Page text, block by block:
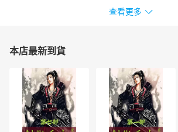
查看更多
本店最新到貨